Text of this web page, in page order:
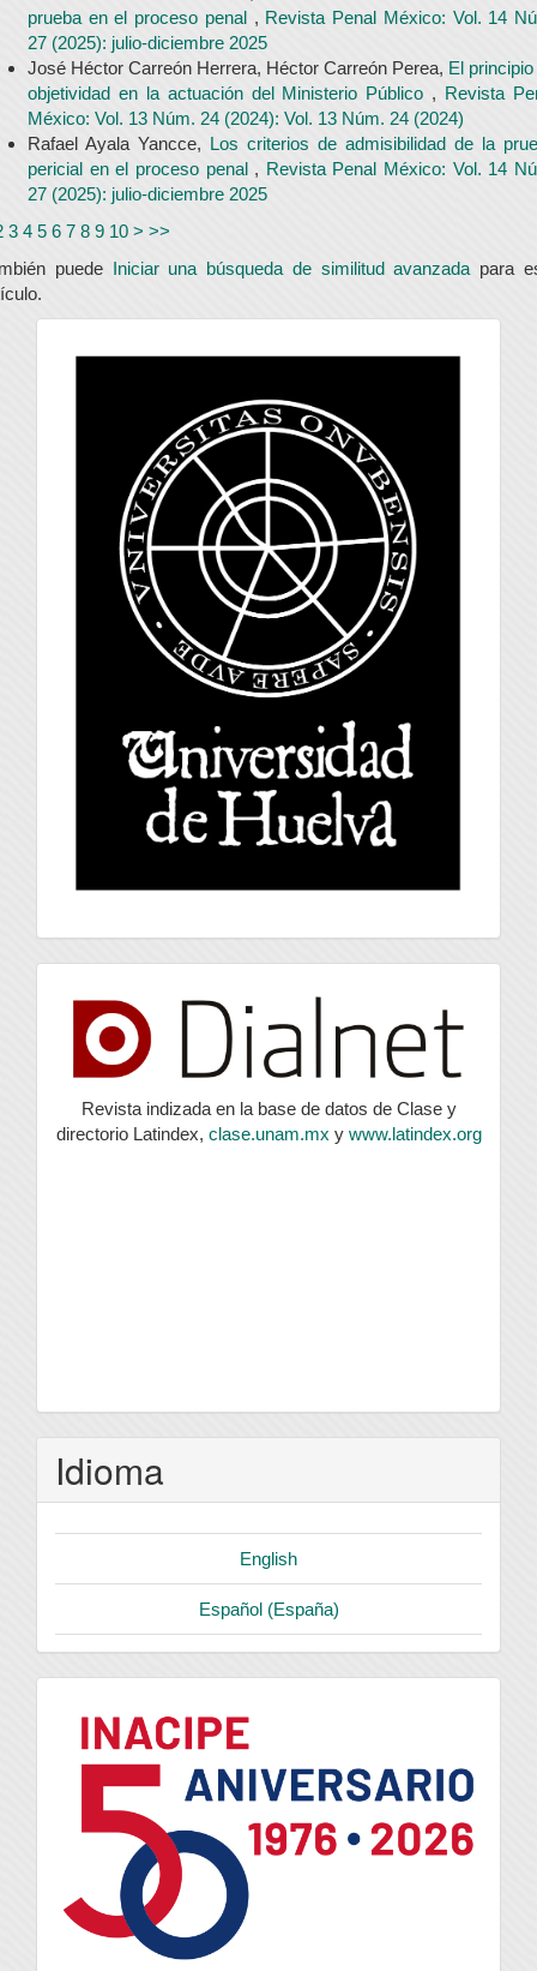
prueba en el proceso penal , Revista Penal México: Vol. 14
27 (2025): julio-diciembre 2025
José Héctor Carreón Herrera, Héctor Carreón Perea, El principio
objetividad en la actuación del Ministerio Público , Revista
México: Vol. 13 Núm. 24 (2024): Vol. 13 Núm. 24 (2024)
Rafael Ayala Yancce, Los criterios de admisibilidad de la
pericial en el proceso penal , Revista Penal México: Vol. 14
27 (2025): julio-diciembre 2025
3 4 5 6 7 8 9 10 > >>
puede Iniciar una búsqueda de similitud avanzada para
universidad
index
Revista indizada en la base de datos de Clase y
directorio Latindex, clase.unam.mx y www.latindex.org
Idioma
English
Español (España)
logo